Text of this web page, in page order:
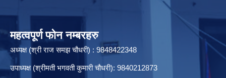
महत्वपूर्ण फोन नम्बरहरु
अध्यक्ष (श्री राज समझ चौधरी) : 9848422348
उपाध्यक्ष (श्रीमती भगवती कुमारी चौधरी): 9840212873